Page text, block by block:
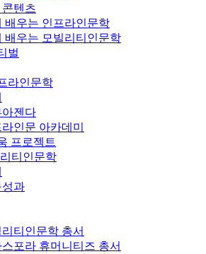
텐츠
배우는 인프라인문학
배우는 모빌리티인문학
벌
라인문학
젠다
인문 아카데미
프로젝트
티인문학
성과
리티인문학 총서
스포라 휴머니티즈 총서